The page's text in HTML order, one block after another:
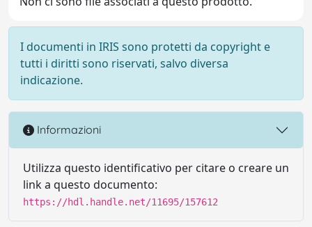
I documenti in IRIS sono protetti da copyright e
tutti i diritti sono riservati, salvo diversa
indicazione.
Informazioni
Utilizza questo identificativo per citare o creare un
link a questo documento:
https://hdl.handle.net/11695/157612